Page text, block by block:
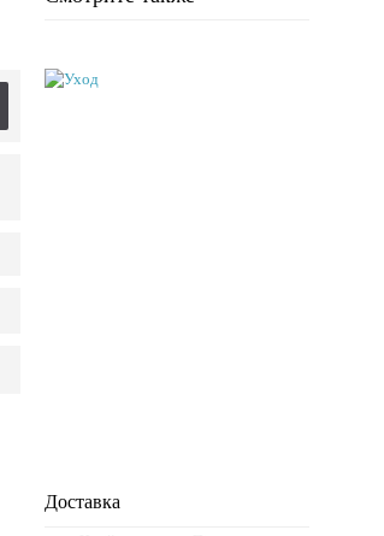
Доставка